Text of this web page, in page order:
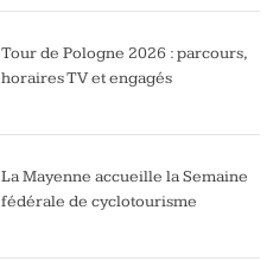
Tour de Pologne 2026 : parcours,
horaires TV et engagés
La Mayenne accueille la Semaine
fédérale de cyclotourisme